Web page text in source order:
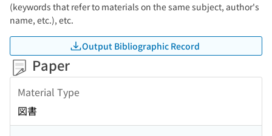
(keywords that refer to materials on the same subject, author's
name, etc.), etc.
Output Bibliographic Record
Paper
Material Type
図書